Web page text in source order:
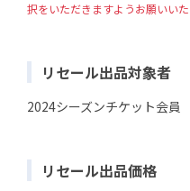
択をいただきますようお願いいた
リセール出品対象者
2024シーズンチケット会員
リセール出品価格